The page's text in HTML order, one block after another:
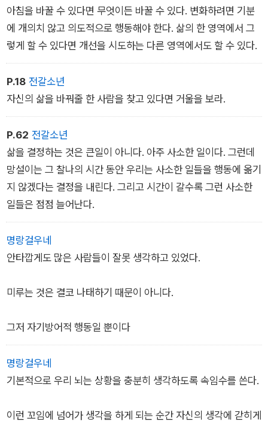
아침을 바꿀 수 있다면 무엇이든 바꿀 수 있다. 변화하려면 기분
에 개의치 않고 의도적으로 행동해야 한다. 삶의 한 영역에서 그
렇게 할 수 있다면 개선을 시도하는 다른 영역에서도 할 수 있다.
P.18 전갈소년
자신의 삶을 바꿔줄 한 사람을 찾고 있다면 거울을 보라.
P.62 전갈소년
삶을 결정하는 것은 큰일이 아니다. 아주 사소한 일이다. 그런데
망설이는 그 찰나의 시간 동안 우리는 사소한 일들을 행동에 옮기
지 않겠다는 결정을 내린다. 그리고 시간이 갈수록 그런 사소한
일들은 점점 늘어난다.
명랑걸우네
안타깝게도 많은 사람들이 잘못 생각하고 있었다.
미루는 것은 결코 나태하기 때문이 아니다.
그저 자기방어적 행동일 뿐이다
명랑걸우네
기본적으로 우리 뇌는 상황을 충분히 생각하도록 속임수를 쓴다.
이런 꼬임에 넘어가 생각을 하게 되는 순간 자신의 생각에 갇히게